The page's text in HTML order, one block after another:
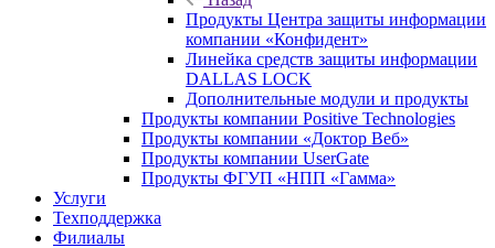
Продукты Центра защиты информации
компании «Конфидент»
Линейка средств защиты информации
DALLAS LOCK
Дополнительные модули и продукты
Продукты компании Positive Technologies
Продукты компании «Доктор Веб»
Продукты компании UserGate
Продукты ФГУП «НПП «Гамма»
Услуги
Техподдержка
Филиалы